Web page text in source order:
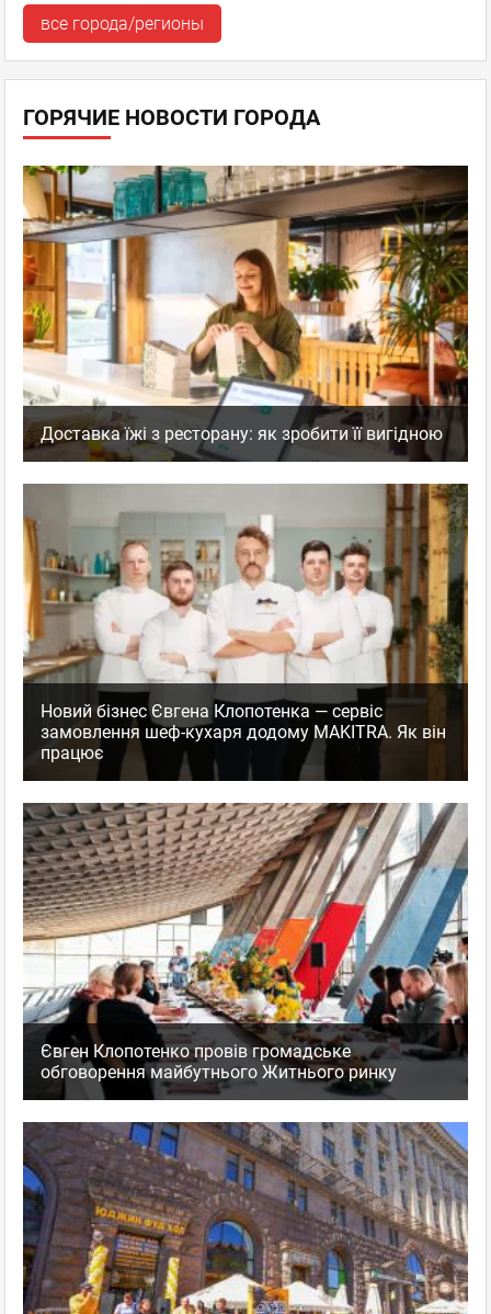
все города/регионы
ГОРЯЧИЕ НОВОСТИ ГОРОДА
Доставка їжі з ресторану: як зробити її вигідною
Новий бізнес Євгена Клопотенка — сервіс
замовлення шеф-кухаря додому MAKITRA. Як він
працює
Євген Клопотенко провів громадське
обговорення майбутнього Житнього ринку